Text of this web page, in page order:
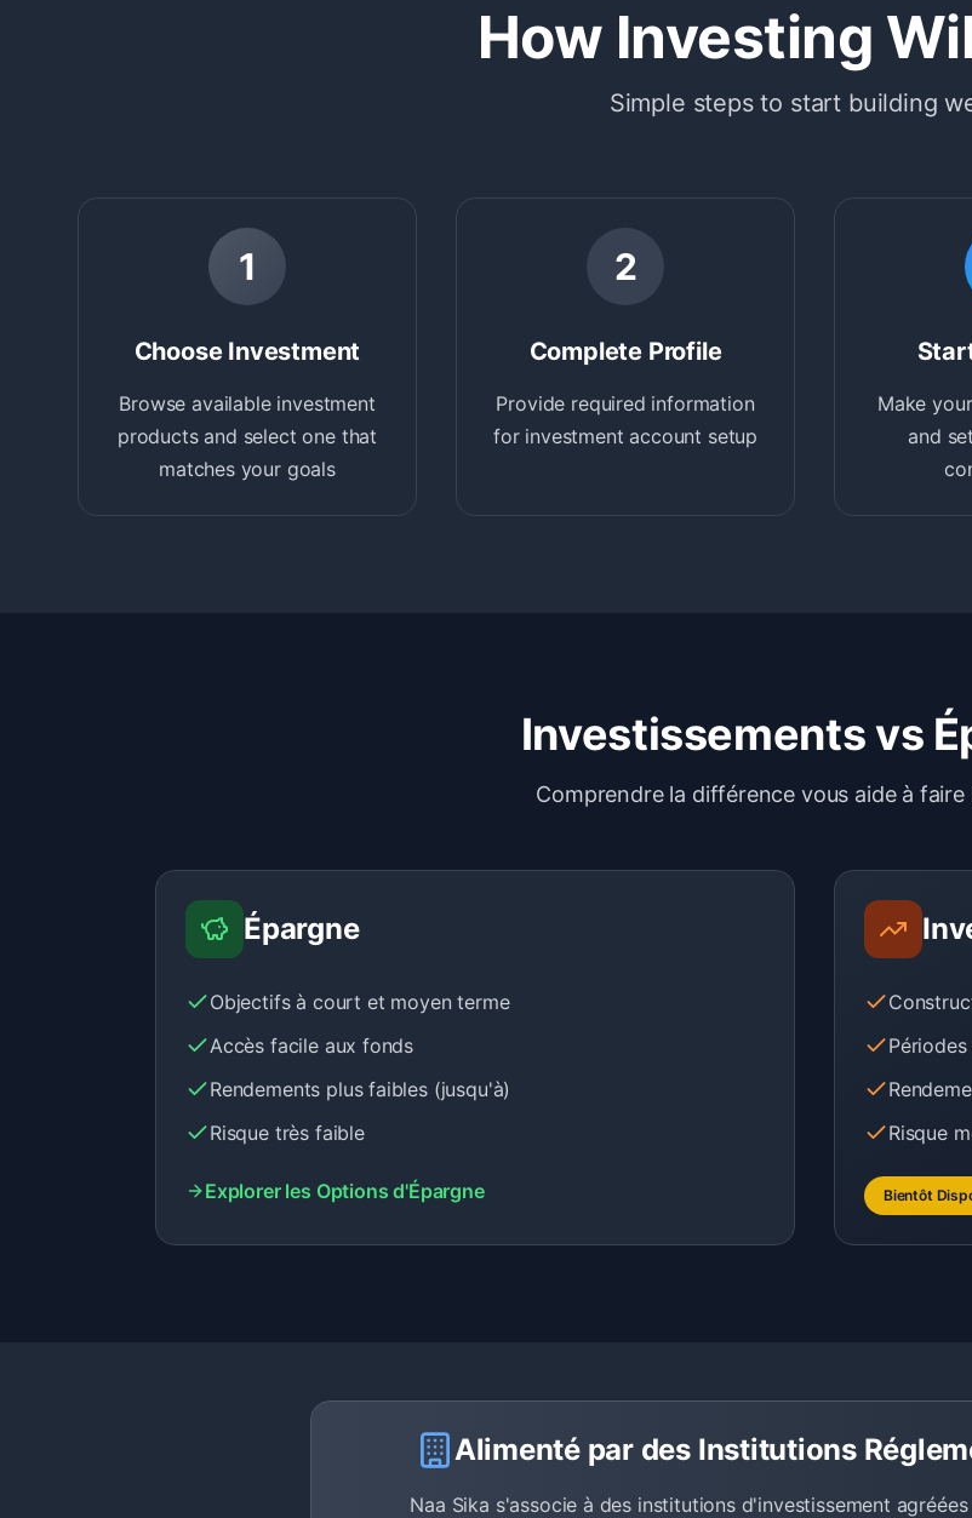
How Investing
Simple steps to start building
1
Choose Investment
Browse available investment
products and select one that
matches your goals
2
Complete Profile
Provide required information
for investment account setup
Make
and
Investissements vs
Comprendre la différence vous aide à faire
Épargne
Objectifs à court et moyen terme
Accès facile aux fonds
Rendements plus faibles (jusqu'à)
Risque très faible
Explorer les Options d'Épargne
Risque
Bientôt
Alimenté par des Institutions
Naa Sika s'associe à des institutions d'investissement